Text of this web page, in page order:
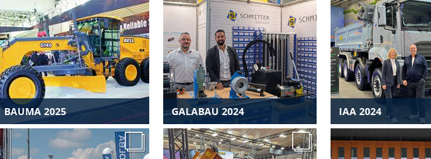
BAUMA 2025 GALABAU 2024 IAA 2024